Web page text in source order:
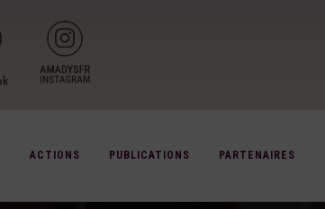
ACTIONS PUBLICATIONS PARTENAIRES